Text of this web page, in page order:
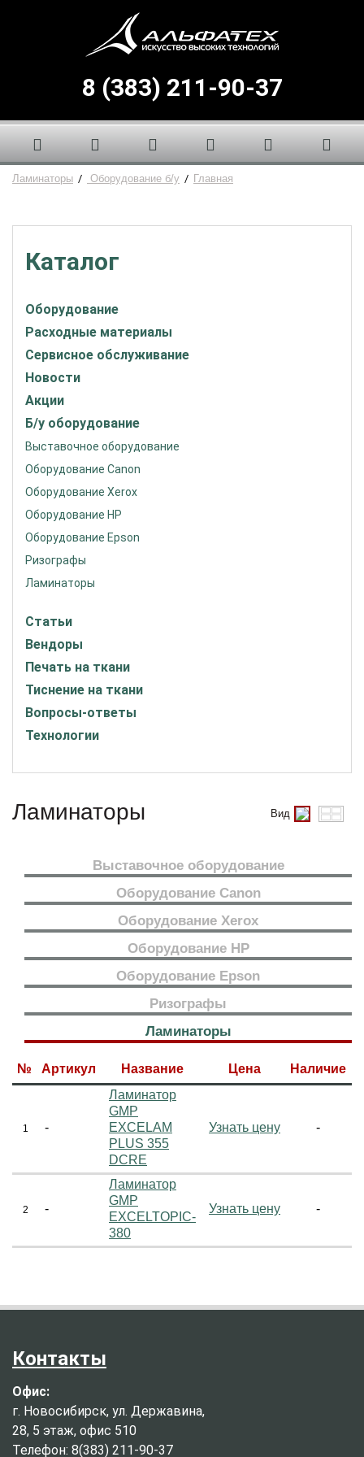
8 (383) 211-90-37
Ламинаторы / Оборудование б/у / Главная
Каталог
Оборудование
Расходные материалы
Сервисное обслуживание
Новости
Акции
Б/у оборудование
Выставочное оборудование
Оборудование Canon
Оборудование Xerox
Оборудование HP
Оборудование Epson
Ризографы
Ламинаторы
Статьи
Вендоры
Печать на ткани
Тиснение на ткани
Вопросы-ответы
Технологии
Ламинаторы Вид
Выставочное оборудование
Оборудование Canon
Оборудование Xerox
Оборудование HP
Оборудование Epson
Ризографы
Ламинаторы
№ Артикул Название Цена Наличие
1 -
Ламинатор
GMP
EXCELAM
PLUS 355
DCRE
Узнать цену -
2 -
Ламинатор
GMP
EXCELTOPIC-
380
Узнать цену -
Контакты
Офис:
г. Новосибирск, ул. Державина,
28, 5 этаж, офис 510
Телефон: 8(383) 211-90-37